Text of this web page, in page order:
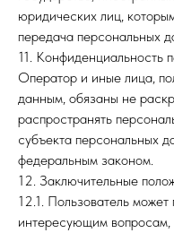
юридических лиц,
передача персональных
11. Конфиденциальность
Оператор и иные лица,
данным, обязаны не
распространять
субъекта персональных
федеральным законом.
12. Заключительные
12.1. Пользователь
интересующим